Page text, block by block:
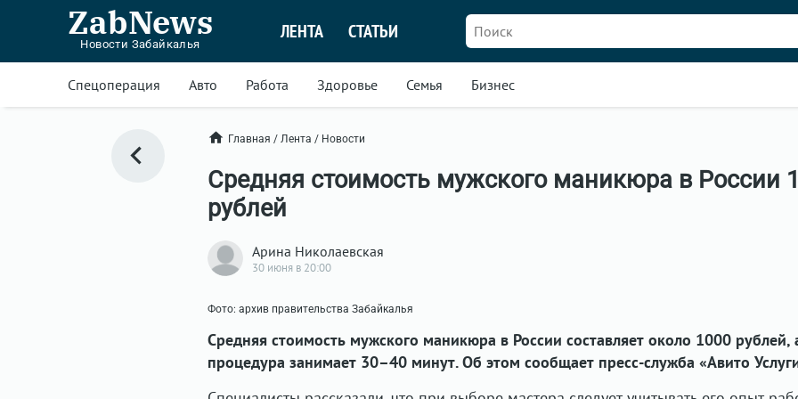
ZabNews
Новости Забайкалья
ЛЕНТА СТАТЬИ
Спецоперация Авто Работа Здоровье Семья Бизнес
Главная / Лента / Новости
Средняя стоимость мужского маникюра в России
рублей
Арина Николаевская
30 июня в 20:00
Фото: архив правительства Забайкалья
Средняя стоимость мужского маникюра в России составляет около 1000 рублей,
процедура занимает 30–40 минут. Об этом сообщает пресс-служба «Авито